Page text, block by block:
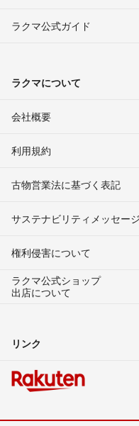
ラクマ公式ガイド
ラクマについて
会社概要
利用規約
古物営業法に基づく表記
サステナビリティメッセージ
権利侵害について
ラクマ公式ショップ
出店について
リンク